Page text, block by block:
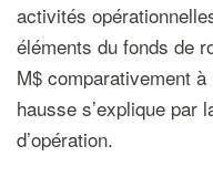
activités
éléments du fonds de
M$ comparativement
hausse s’explique par
d’opération.